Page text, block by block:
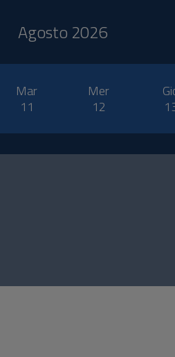
Agosto 2026
Mar
11
Mer
12